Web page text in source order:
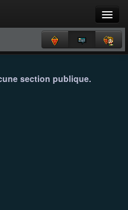
section publique.